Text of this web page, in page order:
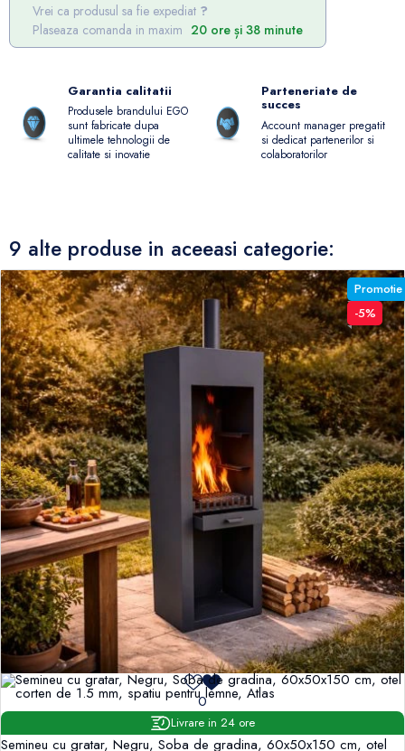
Vrei ca produsul sa fie expediat
Plaseaza comanda in maxim 20 ore și 38 minute
Garantia calitatii
Produsele brandului EGO
sunt fabricate dupa
ultimele tehnologii de
calitate si inovatie
Parteneriate de
succes
Account manager pregatit
si dedicat partenerilor si
colaboratorilor
9 alte produse in aceeasi categorie:
0
Promotie
-5%
Livrare in 24 ore
Semineu cu gratar, Negru, Soba de gradina, 60x50x150 cm, otel